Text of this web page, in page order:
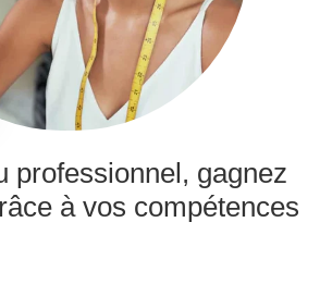
professionnel, gagnez
à vos compétences